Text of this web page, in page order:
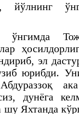
йўлнинг
эл
юрибди.
дунёга
шу Яхтанда